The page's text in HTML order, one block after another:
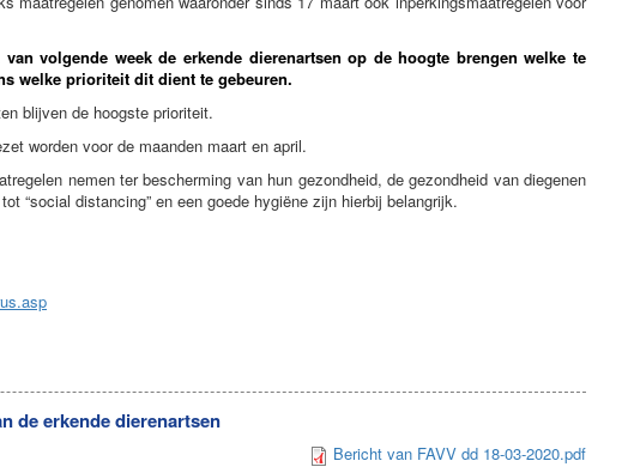
volgende week de erkende dierenartsen op de hoogte brengen welke te
welke prioriteit dit dient te gebeuren.
blijven de hoogste prioriteit.
worden voor de maanden maart en april.
nemen ter bescherming van hun gezondheid, de gezondheid van diegenen
“social distancing” en een goede hygiëne zijn hierbij belangrijk.
de erkende dierenartsen
Bericht van FAVV dd 18-03-2020.pdf